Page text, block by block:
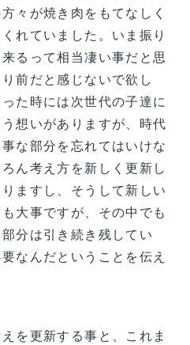
々が焼き肉をもてなしく
れていました。いま振り
るって相当凄い事だと思
前だと感じないで欲し
た時には次世代の子達に
想いがありますが、時代
な部分を忘れてはいけな
ん考え方を新しく更新し
ますし、そうして新しい
大事ですが、その中でも
分は引き続き残してい
なんだということを伝え
を更新する事と、これま